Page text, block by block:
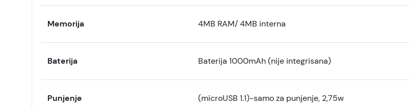
Memorija 4MB RAM/ 4MB interna
Baterija Baterija 1000mAh (nije integrisana)
Punjenje (microUSB 1.1)-samo za punjenje, 2,75w